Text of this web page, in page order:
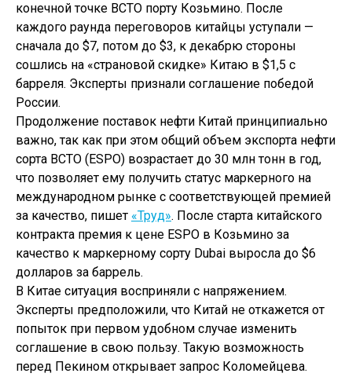
конечной точке ВСТО порту Козьмино. После
каждого раунда переговоров китайцы уступали —
сначала до $7, потом до $3, к декабрю стороны
сошлись на «страновой скидке» Китаю в $1,5 с
барреля. Эксперты признали соглашение победой
России.
Продолжение поставок нефти Китай принципиально
важно, так как при этом общий объем экспорта нефти
сорта ВСТО (ESPO) возрастает до 30 млн тонн в год,
что позволяет ему получить статус маркерного на
международном рынке с соответствующей премией
за качество, пишет «Труд». После старта китайского
контракта премия к цене ESPO в Козьмино за
качество к маркерному сорту Dubai выросла до $6
долларов за баррель.
В Китае ситуация восприняли с напряжением.
Эксперты предположили, что Китай не откажется от
попыток при первом удобном случае изменить
соглашение в свою пользу. Такую возможность
перед Пекином открывает запрос Коломейцева.